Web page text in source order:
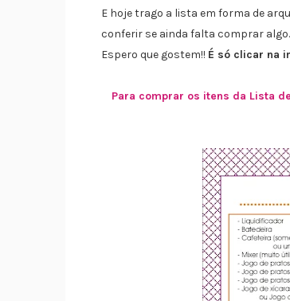
E hoje trago a lista em forma de
conferir se ainda falta comprar algo.
Espero que gostem!! É só clicar na
Para comprar os itens da Lista